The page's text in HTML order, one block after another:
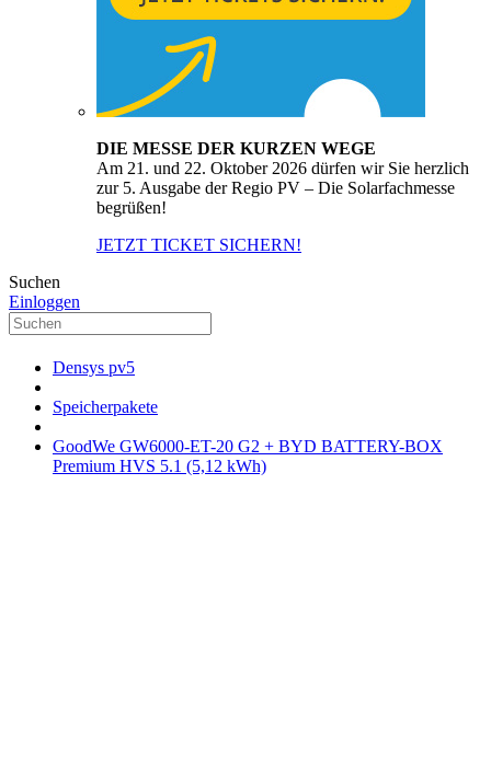
DIE MESSE DER KURZEN WEGE
Am 21. und 22. Oktober 2026 dürfen wir Sie herzlich
zur 5. Ausgabe der Regio PV – Die Solarfachmesse
begrüßen!
JETZT TICKET SICHERN!
Suchen
Einloggen
Densys pv5
Speicherpakete
GoodWe GW6000-ET-20 G2 + BYD BATTERY-BOX
Premium HVS 5.1 (5,12 kWh)